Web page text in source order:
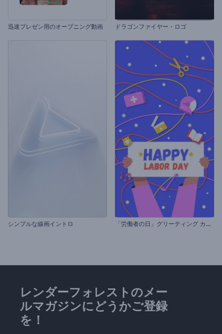
迅速プレゼン用のオープニング動画 ドラゴンファイヤー・ロゴ
シンプルな線画イントロ 「
労働者の日」グリーティング カード
レンダーフォレストのメー
ルマガジンにどうかご登録
を！